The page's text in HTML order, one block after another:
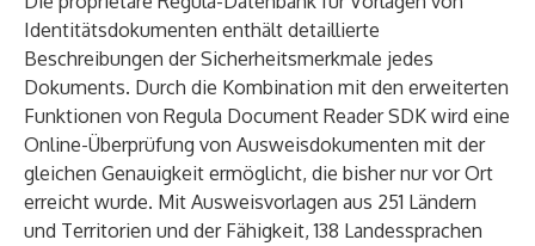
Identitätsdokumenten enthält detaillierte
Beschreibungen der Sicherheitsmerkmale jedes
Dokuments. Durch die Kombination mit den erweiterten
Funktionen von Regula Document Reader SDK wird eine
Online-Überprüfung von Ausweisdokumenten mit der
gleichen Genauigkeit ermöglicht, die bisher nur vor Ort
erreicht wurde. Mit Ausweisvorlagen aus 251 Ländern
und Territorien und der Fähigkeit, 138 Landessprachen